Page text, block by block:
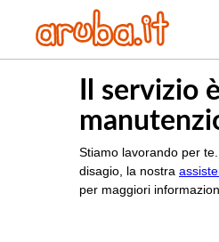
Il servizio
Stiamo lavorando per
disagio, la nostra
per maggiori